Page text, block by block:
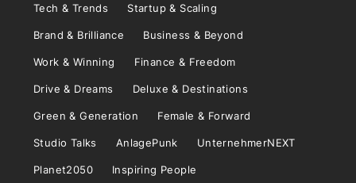
Tech & Trends Startup & Scaling
Brand & Brilliance Business & Beyond
Work & Winning Finance & Freedom
Drive & Dreams Deluxe & Destinations
Green & Generation Female & Forward
Studio Talks AnlagePunk UnternehmerNEXT
Planet2050 Inspiring People